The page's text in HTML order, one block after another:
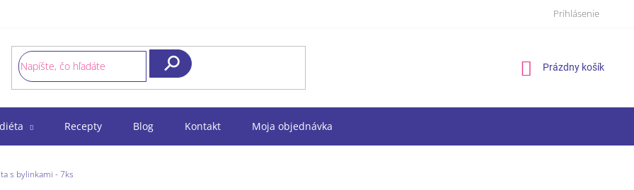
Prihlásenie
Hľadať
Nákupný
Prázdny košík
Recepty Blog Kontakt Moja objednávka
s bylinkami - 7ks